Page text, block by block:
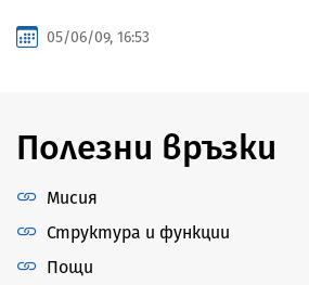
05/06/09, 16:53
Полезни връзки
Мисия
Структура и функции
Пощи